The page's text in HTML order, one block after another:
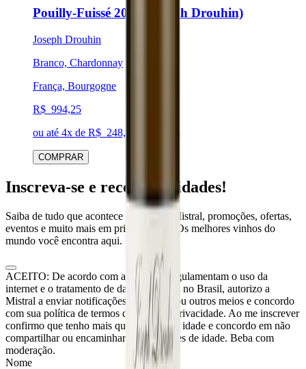
Pouilly-Fuissé 2022 (Joseph Drouhin)
Joseph Drouhin
Branco, Chardonnay
França, Bourgogne
R$ 994,25
ou até 4x de R$ 248,57 sem juros
COMPRAR
Inscreva-se e receba novidades!
Saiba de tudo que acontece no mundo Mistral, promoções, ofertas,
eventos e muito mais em primeira mão. Os melhores vinhos do
mundo você encontra aqui.
ACEITO: De acordo com as leis que regulamentam o uso da
internet e o tratamento de dados pessoais no Brasil, autorizo a
Mistral a enviar notificações por e-mail ou outros meios e concordo
com sua política de termos de uso e de privacidade. Ao me inscrever
confirmo que tenho mais que 18 anos de idade e concordo em não
compartilhar ou encaminhar para menores de idade. Beba com
moderação.
Nome